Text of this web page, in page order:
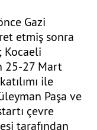
Gazi
etmiş sonra
Kocaeli
25-27 Mart
ile
Paşa ve
çevre
tarafından